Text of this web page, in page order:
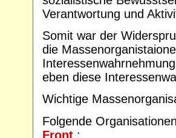
Verantwortung und
Somit war der
die
eben diese
Wichtige
Folgende
Front :